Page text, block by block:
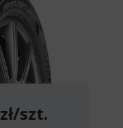
zł/szt.